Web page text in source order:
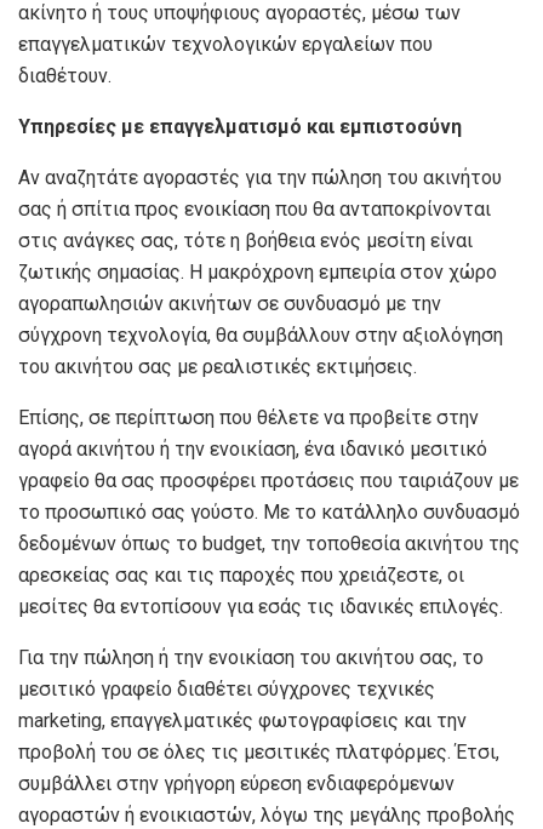
ακίνητο ή τους υποψήφιους αγοραστές, μέσω των
επαγγελματικών τεχνολογικών εργαλείων που
διαθέτουν.
Υπηρεσίες με επαγγελματισμό και εμπιστοσύνη
Αν αναζητάτε αγοραστές για την πώληση του ακινήτου
σας ή σπίτια προς ενοικίαση που θα ανταποκρίνονται
στις ανάγκες σας, τότε η βοήθεια ενός μεσίτη είναι
ζωτικής σημασίας. Η μακρόχρονη εμπειρία στον χώρο
αγοραπωλησιών ακινήτων σε συνδυασμό με την
σύγχρονη τεχνολογία, θα συμβάλλουν στην αξιολόγηση
του ακινήτου σας με ρεαλιστικές εκτιμήσεις.
Επίσης, σε περίπτωση που θέλετε να προβείτε στην
αγορά ακινήτου ή την ενοικίαση, ένα ιδανικό μεσιτικό
γραφείο θα σας προσφέρει προτάσεις που ταιριάζουν με
το προσωπικό σας γούστο. Με το κατάλληλο συνδυασμό
δεδομένων όπως το budget, την τοποθεσία ακινήτου της
αρεσκείας σας και τις παροχές που χρειάζεστε, οι
μεσίτες θα εντοπίσουν για εσάς τις ιδανικές επιλογές.
Για την πώληση ή την ενοικίαση του ακινήτου σας, το
μεσιτικό γραφείο διαθέτει σύγχρονες τεχνικές
marketing, επαγγελματικές φωτογραφίσεις και την
προβολή του σε όλες τις μεσιτικές πλατφόρμες. Έτσι,
συμβάλλει στην γρήγορη εύρεση ενδιαφερόμενων
αγοραστών ή ενοικιαστών, λόγω της μεγάλης προβολής